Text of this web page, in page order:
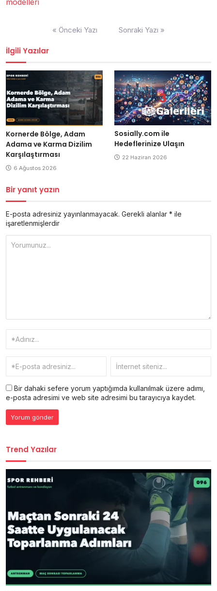
modelleri
« Önceki Yazı Sonraki Yazı »
İlgili Yazılar
Kornerde Bölge, Adam
Adama ve Karma Dizilim
Karşılaştırması
6 Ağustos 2026
Sosially.com ile
Hedeflerinize Ulaşın
22 Haziran 2026
Bir yanıt yazın
E-posta adresiniz yayınlanmayacak. Gerekli alanlar * ile
işaretlenmişlerdir
Bir dahaki sefere yorum yaptığımda kullanılmak üzere adımı,
e-posta adresimi ve web site adresimi bu tarayıcıya kaydet.
Trend Yazılar